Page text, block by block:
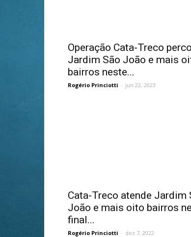
Operação Cata-Treco
Jardim São João e mais
bairros neste...
Rogério Princiotti - jun 22, 2023
Cata-Treco atende Jardim
João e mais oito bairros
final...
Rogério Princiotti - dez 7, 2022